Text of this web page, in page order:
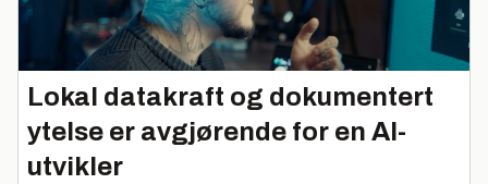
Lokal datakraft og dokumentert
ytelse er avgjørende for en AI-
utvikler